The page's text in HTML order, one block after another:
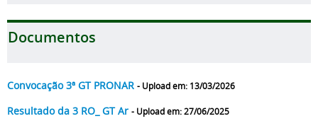
Documentos
Convocação 3ª GT PRONAR - Upload em: 13/03/2026
Resultado da 3 RO_ GT Ar - Upload em: 27/06/2025